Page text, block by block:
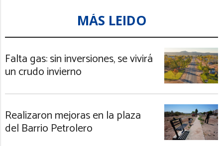
MÁS LEIDO
Falta gas: sin inversiones, se vivirá
un crudo invierno
Realizaron mejoras en la plaza
del Barrio Petrolero